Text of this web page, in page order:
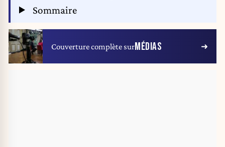
Sommaire
Couverture complète surMÉDIAS